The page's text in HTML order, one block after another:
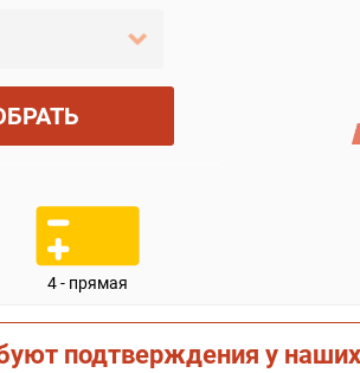
4 - прямая
подтверждения у